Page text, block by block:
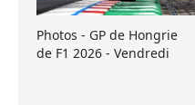
Photos - GP de Hongrie
de F1 2026 - Vendredi